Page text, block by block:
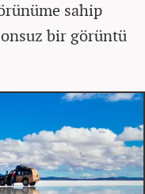
sahip
bir görüntü